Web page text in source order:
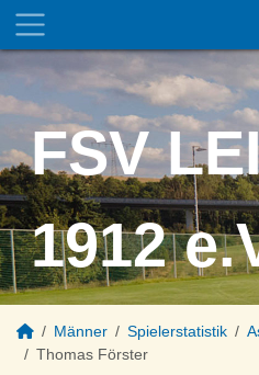
FSV
1912
Männer Spielerstatistik
Thomas Förster